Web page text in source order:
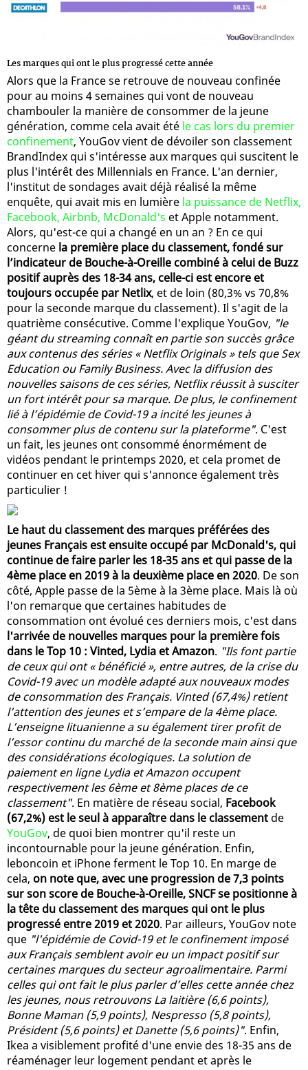
Les marques qui ont le plus progressé cette année
Alors que la France se retrouve de nouveau confinée
pour au moins 4 semaines qui vont de nouveau
chambouler la manière de consommer de la jeune
génération, comme cela avait été le cas lors du premier
confinement, YouGov vient de dévoiler son classement
BrandIndex qui s'intéresse aux marques qui suscitent le
plus l'intérêt des Millennials en France. L'an dernier,
l'institut de sondages avait déjà réalisé la même
enquête, qui avait mis en lumière la puissance de Netflix,
Facebook, Airbnb, McDonald's et Apple notamment.
Alors, qu'est-ce qui a changé en un an ? En ce qui
concerne la première place du classement, fondé sur
l’indicateur de Bouche-à-Oreille combiné à celui de Buzz
positif auprès des 18-34 ans, celle-ci est encore et
toujours occupée par Netlix, et de loin (80,3% vs 70,8%
pour la seconde marque du classement). Il s'agit de la
quatrième consécutive. Comme l'explique YouGov, "le
géant du streaming connaît en partie son succès grâce
aux contenus des séries « Netflix Originals » tels que Sex
Education ou Family Business. Avec la diffusion des
nouvelles saisons de ces séries, Netflix réussit à susciter
un fort intérêt pour sa marque. De plus, le confinement
lié à l’épidémie de Covid-19 a incité les jeunes à
consommer plus de contenu sur la plateforme". C'est
un fait, les jeunes ont consommé énormément de
vidéos pendant le printemps 2020, et cela promet de
continuer en cet hiver qui s'annonce également très
particulier !
Le haut du classement des marques préférées des
jeunes Français est ensuite occupé par McDonald's, qui
continue de faire parler les 18-35 ans et qui passe de la
4ème place en 2019 à la deuxième place en 2020. De son
côté, Apple passe de la 5ème à la 3ème place. Mais là où
l'on remarque que certaines habitudes de
consommation ont évolué ces derniers mois, c'est dans
l'arrivée de nouvelles marques pour la première fois
dans le Top 10 : Vinted, Lydia et Amazon. "Ils font partie
de ceux qui ont « bénéficié », entre autres, de la crise du
Covid-19 avec un modèle adapté aux nouveaux modes
de consommation des Français. Vinted (67,4%) retient
l’attention des jeunes et s’empare de la 4ème place.
L’enseigne lituanienne a su également tirer profit de
l’essor continu du marché de la seconde main ainsi que
des considérations écologiques. La solution de
paiement en ligne Lydia et Amazon occupent
respectivement les 6ème et 8ème places de ce
classement". En matière de réseau social, Facebook
(67,2%) est le seul à apparaître dans le classement de
YouGov, de quoi bien montrer qu'il reste un
incontournable pour la jeune génération. Enfin,
leboncoin et iPhone ferment le Top 10. En marge de
cela, on note que, avec une progression de 7,3 points
sur son score de Bouche-à-Oreille, SNCF se positionne à
la tête du classement des marques qui ont le plus
progressé entre 2019 et 2020. Par ailleurs, YouGov note
que "l'épidémie de Covid-19 et le confinement imposé
aux Français semblent avoir eu un impact positif sur
certaines marques du secteur agroalimentaire. Parmi
celles qui ont fait le plus parler d’elles cette année chez
les jeunes, nous retrouvons La laitière (6,6 points),
Bonne Maman (5,9 points), Nespresso (5,8 points),
Président (5,6 points) et Danette (5,6 points)". Enfin,
Ikea a visiblement profité d'une envie des 18-35 ans de
réaménager leur logement pendant et après le